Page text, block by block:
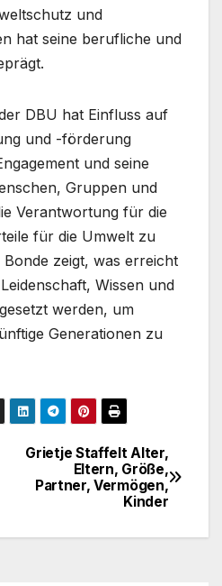
und
hat seine berufliche und
DBU hat Einfluss auf
und -förderung
und seine
Gruppen und
Verantwortung für die
für die Umwelt zu
zeigt, was erreicht
Wissen und
werden, um
Generationen zu
Grietje Staffelt Alter,
Eltern, Größe,
Partner, Vermögen,
Kinder